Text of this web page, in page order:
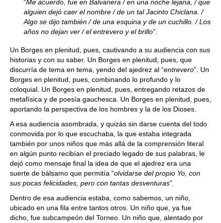
“Me acuerdo, fue en Balvanera / en una noche lejana, / que
alguien dejó caer el nombre / de un tal Jacinto Chiclana. /
Algo se dijo también / de una esquina y de un cuchillo. / Los
años no dejan ver / el entrevero y el brillo”.
Un Borges en plenitud, pues, cautivando a su audiencia con sus
historias y con su saber. Un Borges en plenitud, pues, que
discurría de tema en tema, yendo del ajedrez al “entrevero”. Un
Borges en plenitud, pues, combinando lo profundo y lo
coloquial. Un Borges en plenitud, pues, entregando retazos de
metafísica y de poesía gauchesca. Un Borges en plenitud, pues,
aportando la perspectiva de los hombres y la de los Dioses.
A esa audiencia asombrada, y quizás sin darse cuenta del todo
conmovida por lo que escuchaba, la que estaba integrada
también por unos niños que más allá de la comprensión literal
en algún punto recibían el preciado legado de sus palabras, le
dejó como mensaje final la idea de que el ajedrez era una
suerte de bálsamo que permitía “olvidarse del propio Yo, con
sus pocas felicidades, pero con tantas desventuras”.
Dentro de esa audiencia estaba, como sabemos, un niño,
ubicado en una fila entre tantos otros. Un niño que, ya fue
dicho, fue subcampeón del Torneo. Un niño que, alentado por